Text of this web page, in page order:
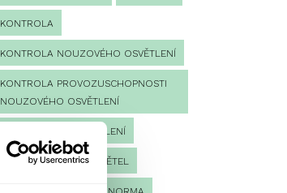
KONTROLA
KONTROLA NOUZOVÉHO OSVĚTLENÍ
KONTROLA PROVOZUSCHOPNOSTI
NOUZOVÉHO OSVĚTLENÍ
LED NOUZOVÉ OSVĚTLENÍ
MĚŘENÍ MĚŘENÍ SVĚTEL